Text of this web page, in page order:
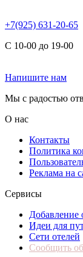
+7(925) 631-20-65
С 10-00 до 19-00
Напишите нам
Мы с радостью
О нас
Контакты
Политика
Реклама на
Сервисы
Добавление
Идеи для
Сети отелей
Сообщить